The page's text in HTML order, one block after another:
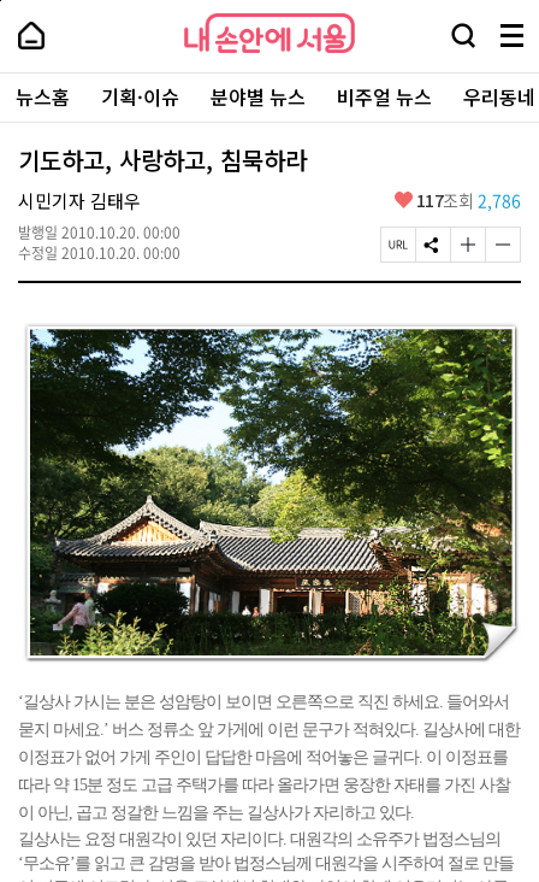
본
로
가
내
손
안
에
서
울
-
서
울
시
대
표
소
포
털
내
손
에
울
검
창
열
기
메
뉴
전
체
보
주
요
서
뉴스홈 기획·이슈 분야별 뉴스 비주얼 뉴스 우리동
기도하고, 사랑하고, 침묵하라
시민기자 김태우
발행일 2010.10.20. 00:00
수정일 2010.10.20. 00:00
좋
요
117조회 2,786
페
이
R
L
복
사
S
N
유
하
기
글
자
크
게
변
경
하
기
글
자
작
게
변
경
하
기
‘길상사 가시는 분은 성암탕이 보이면 오른쪽으로 직진 하세요. 들어와서
묻지 마세요.’ 버스 정류소 앞 가게에 이런 문구가 적혀있다. 길상사에 대한
이정표가 없어 가게 주인이 답답한 마음에 적어놓은 글귀다. 이 이정표를
따라 약 15분 정도 고급 주택가를 따라 올라가면 웅장한 자태를 가진 사찰
이 아닌, 곱고 정갈한 느낌을 주는 길상사가 자리하고 있다.
길상사는 요정 대원각이 있던 자리이다. 대원각의 소유주가 법정스님의
‘무소유’를 읽고 큰 감명을 받아 법정스님께 대원각을 시주하여 절로 만들
페
상
단
로